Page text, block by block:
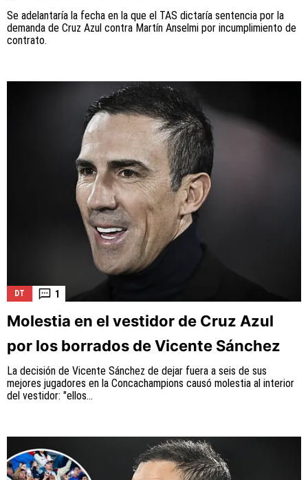
Se adelantaría la fecha en la que el TAS dictaría sentencia por la
demanda de Cruz Azul contra Martín Anselmi por incumplimiento de
contrato.
DT 1
Molestia en el vestidor de Cruz Azul
por los borrados de Vicente Sánchez
La decisión de Vicente Sánchez de dejar fuera a seis de sus
mejores jugadores en la Concachampions causó molestia al interior
del vestidor: "ellos...